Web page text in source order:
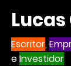
Escritor,
eInvestidor